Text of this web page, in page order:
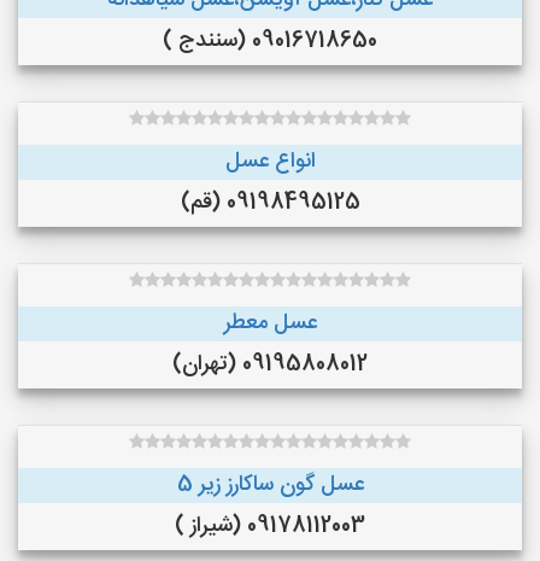
09016718650 (سنندج )
انواع عسل
09198495125 (قم)
عسل معطر
09195808012 (تهران)
عسل گون ساکارز زیر 5
09178112003 (شیراز )